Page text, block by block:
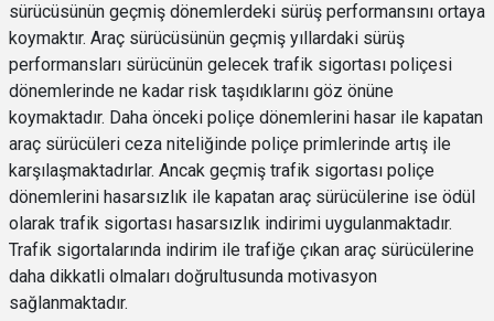
sürücüsünün geçmiş dönemlerdeki sürüş performansını ortaya
koymaktır. Araç sürücüsünün geçmiş yıllardaki sürüş
performansları sürücünün gelecek trafik sigortası poliçesi
dönemlerinde ne kadar risk taşıdıklarını göz önüne
koymaktadır. Daha önceki poliçe dönemlerini hasar ile kapatan
araç sürücüleri ceza niteliğinde poliçe primlerinde artış ile
karşılaşmaktadırlar. Ancak geçmiş trafik sigortası poliçe
dönemlerini hasarsızlık ile kapatan araç sürücülerine ise ödül
olarak trafik sigortası hasarsızlık indirimi uygulanmaktadır.
Trafik sigortalarında indirim ile trafiğe çıkan araç sürücülerine
daha dikkatli olmaları doğrultusunda motivasyon
sağlanmaktadır.